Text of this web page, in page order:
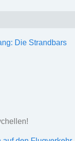
Die Strandbars